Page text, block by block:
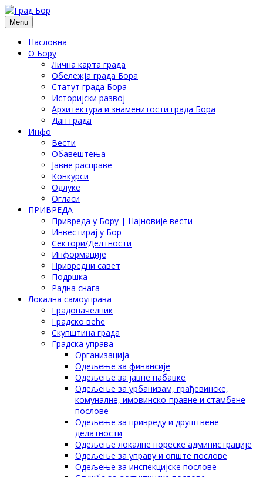
Menu
Насловна
О Бору
Лична карта града
Обележја града Бора
Статут града Бора
Историјски развој
Архитектура и знаменитости града Бора
Дан града
Инфо
Вести
Обавештења
Јавне расправе
Конкурси
Одлуке
Огласи
ПРИВРЕДА
Привреда у Бору | Најновије вести
Инвестирај у Бор
Сектори/Делтности
Информације
Привредни савет
Подршка
Радна снага
Локална самоуправа
Градоначелник
Градско веће
Скупштина града
Градска управа
Организација
Одељење за финансије
Одељење за јавне набавке
Одељење за урбанизам, грађевинске,
комуналне, имовинско-правне и стамбене
послове
Одељење за привреду и друштвене
делатности
Одељење локалне пореске администрације
Одељење за управу и опште послове
Одељење за инспекцијске послове